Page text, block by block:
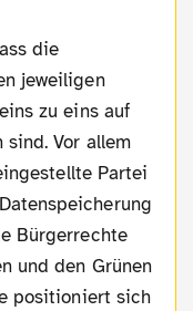
jeweiligen
zu eins auf
Vor allem
Partei
Bürgerrechte
und den Grünen
positioniert sich